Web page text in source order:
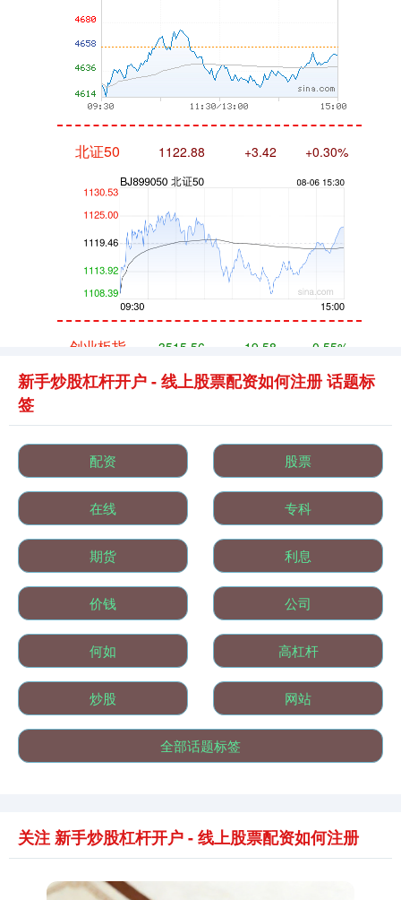
基金指数 7229.80 -1.63 -0.02%
国债指数 229.59 -0.00 0.00%
新手炒股杠杆开户 - 线上股票配资如何注册 话题标
签
配资 股票
在线 专科
期货 利息
价钱 公司
何如 高杠杆
炒股 网站
全部话题标签
关注 新手炒股杠杆开户 - 线上股票配资如何注册